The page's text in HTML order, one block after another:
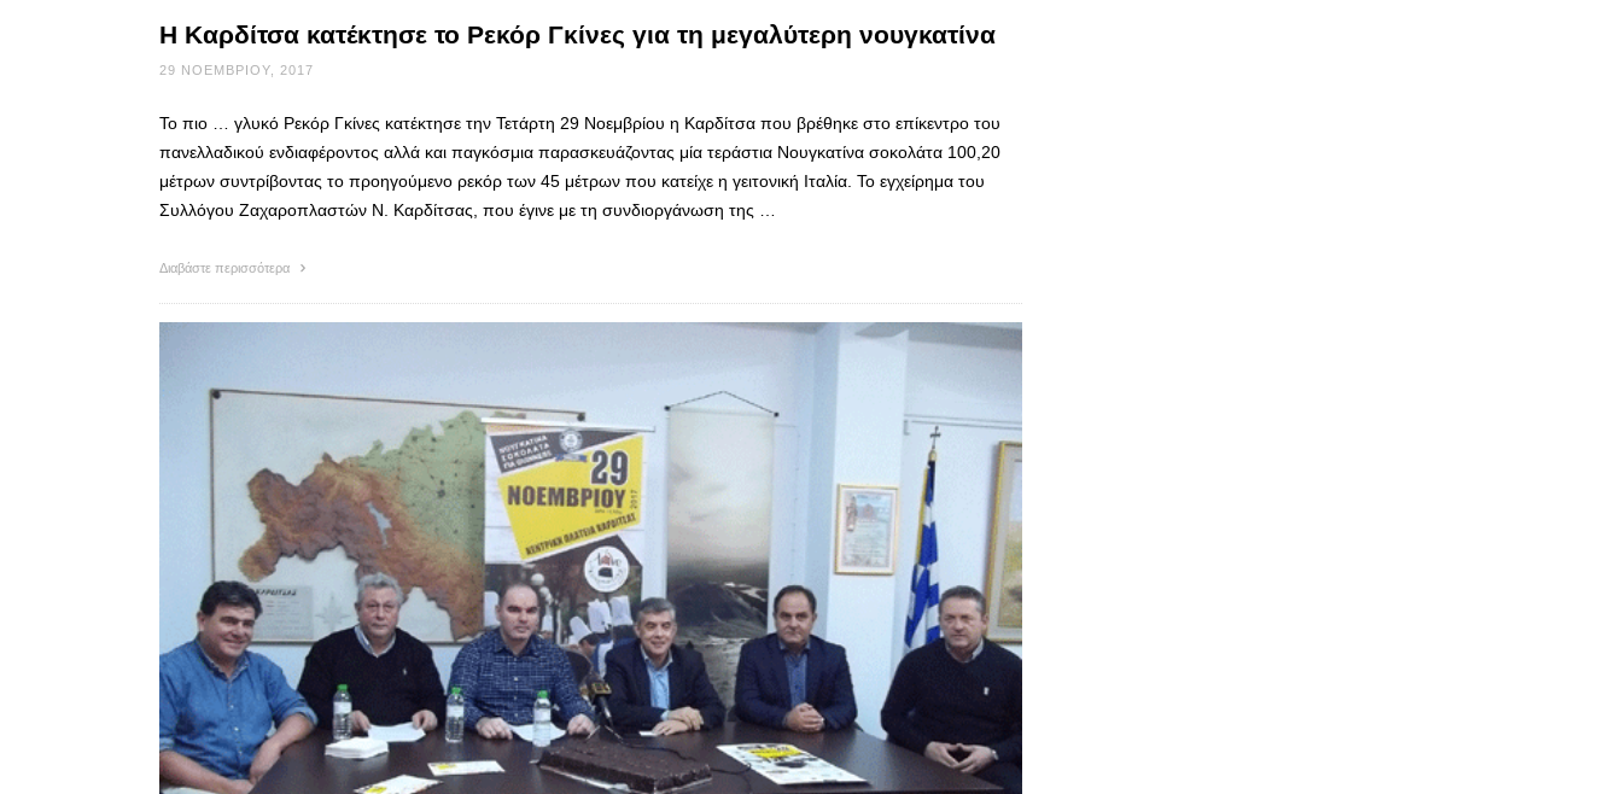
Η Καρδίτσα κατέκτησε το Ρεκόρ Γκίνες για τη μεγαλύτερη νουγκατίνα
29 ΝΟΕΜΒΡΊΟΥ, 2017
Το πιο … γλυκό Ρεκόρ Γκίνες κατέκτησε την Τετάρτη 29 Νοεμβρίου η Καρδίτσα που βρέθηκε στο επίκεντρο του
πανελλαδικού ενδιαφέροντος αλλά και παγκόσμια παρασκευάζοντας μία τεράστια Νουγκατίνα σοκολάτα 100,20
μέτρων συντρίβοντας το προηγούμενο ρεκόρ των 45 μέτρων που κατείχε η γειτονική Ιταλία. Το εγχείρημα του
Συλλόγου Ζαχαροπλαστών Ν. Καρδίτσας, που έγινε με τη συνδιοργάνωση της …
Διαβάστε περισσότερα